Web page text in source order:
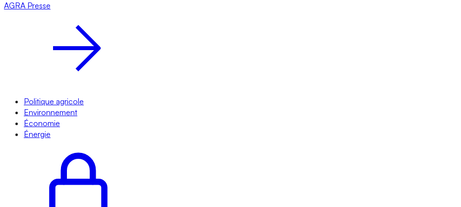
AGRA Presse
Politique agricole
Environnement
Économie
Énergie